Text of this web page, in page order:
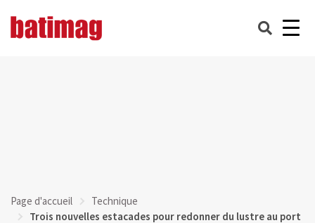
Page d'accueil
Technique
Trois nouvelles estacades pour redonner du lustre au port